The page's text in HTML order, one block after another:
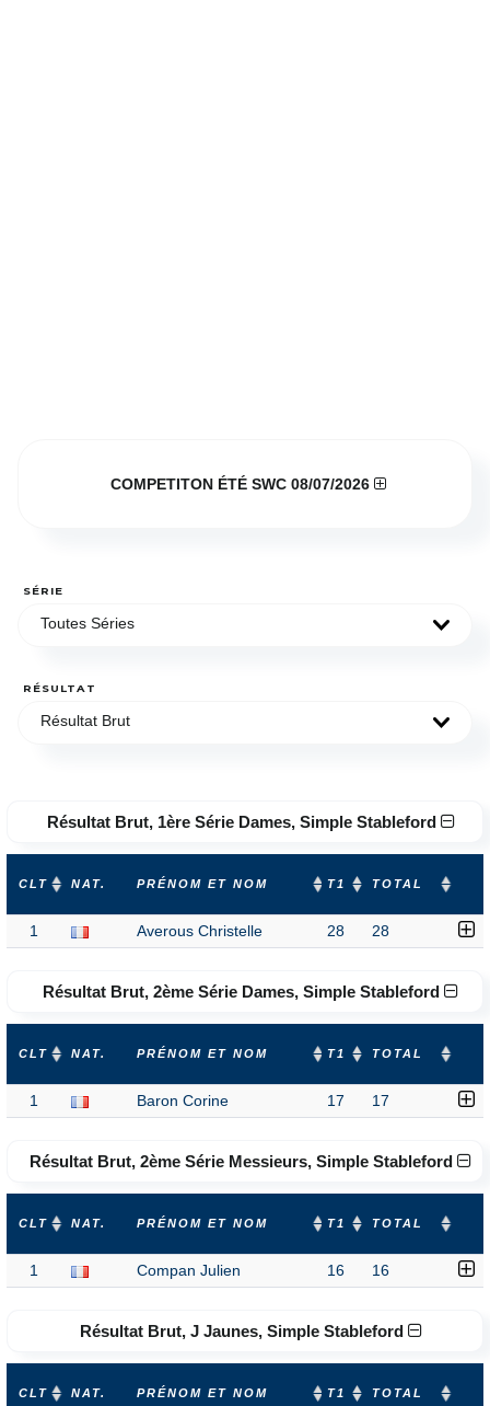
COMPETITON ÉTÉ SWC 08/07/2026
SÉRIE
Toutes Séries
RÉSULTAT
Résultat Brut
Résultat Brut, 1ère Série Dames, Simple Stableford
CLT NAT. PRÉNOM ET NOM T1 TOTAL
1 Averous Christelle 28 28
Résultat Brut, 2ème Série Dames, Simple Stableford
CLT NAT. PRÉNOM ET NOM T1 TOTAL
1 Baron Corine 17 17
Résultat Brut, 2ème Série Messieurs, Simple Stableford
CLT NAT. PRÉNOM ET NOM T1 TOTAL
1 Compan Julien 16 16
Résultat Brut, J Jaunes, Simple Stableford
CLT NAT. PRÉNOM ET NOM T1 TOTAL